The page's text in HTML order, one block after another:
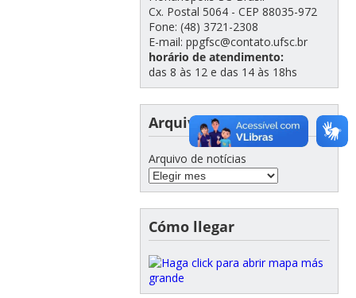
Cx. Postal 5064 - CEP 88035-972
Fone: (48) 3721-2308
E-mail: ppgfsc@contato.ufsc.br
horário de atendimento:
das 8 às 12 e das 14 às 18hs
Arquivo de notícias
Arquivo de notícias
Cómo llegar